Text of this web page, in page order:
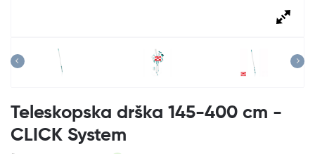
Teleskopska drška 145-400 cm -
CLICK System